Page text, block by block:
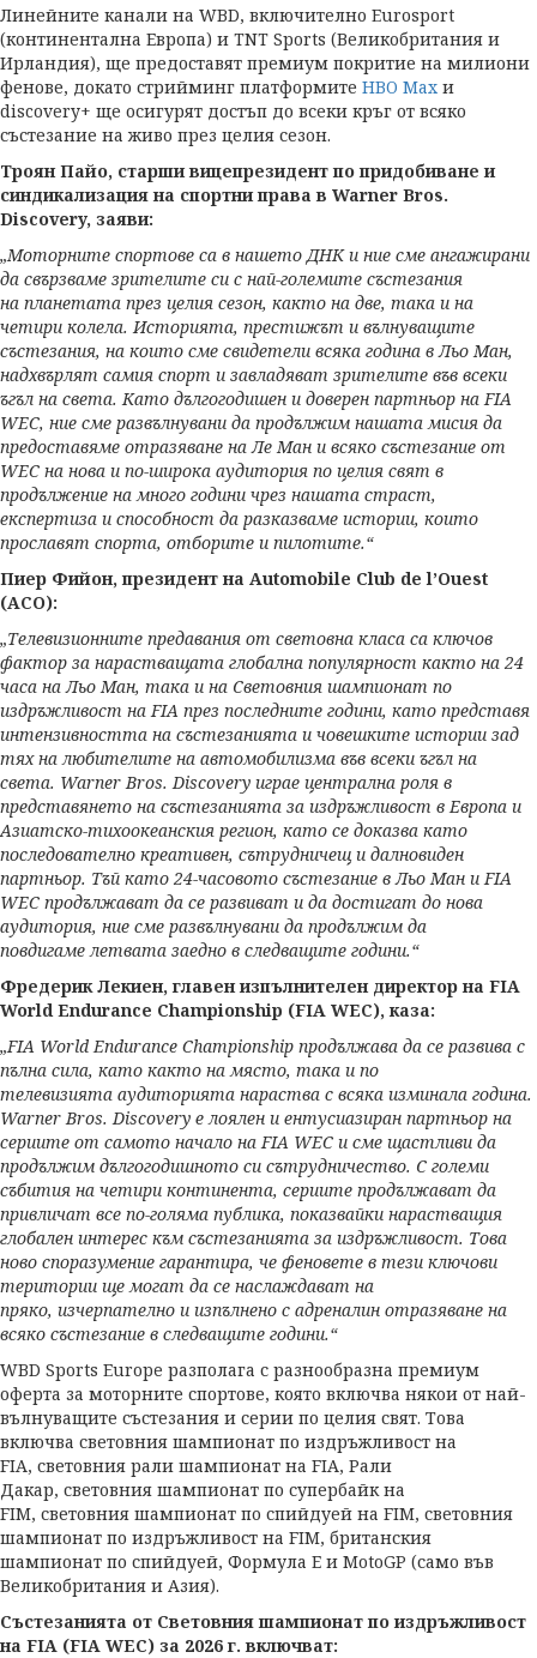
Линейните канали на WBD, включително Eurosport
(континентална Европа) и TNT Sports (Великобритания и
Ирландия), ще предоставят премиум покритие на милиони
фенове, докато стрийминг платформите HBO Max и
discovery+ ще осигурят достъп до всеки кръг от всяко
състезание на живо през целия сезон.
Троян Пайо, старши вицепрезидент по придобиване и
синдикализация на спортни права в Warner Bros.
Discovery, заяви:
„Моторните спортове са в нашето ДНК и ние сме ангажирани
да свързваме зрителите си с най-големите състезания
на планетата през целия сезон, както на две, така и на
четири колела. Историята, престижът и вълнуващите
състезания, на които сме свидетели всяка година в Льо Ман,
надхвърлят самия спорт и завладяват зрителите във всеки
ъгъл на света. Като дългогодишен и доверен партньор на FIA
WEC, ние сме развълнувани да продължим нашата мисия да
предоставяме отразяване на Ле Ман и всяко състезание от
WEC на нова и по-широка аудитория по целия свят в
продължение на много години чрез нашата страст,
експертиза и способност да разказваме истории, които
прославят спорта, отборите и пилотите.“
Пиер Фийон, президент на Automobile Club de l’Ouest
(ACO):
„Телевизионните предавания от световна класа са ключов
фактор за нарастващата глобална популярност както на 24
часа на Льо Ман, така и на Световния шампионат по
издръжливост на FIA през последните години, като представя
интензивността на състезанията и човешките истории зад
тях на любителите на автомобилизма във всеки ъгъл на
света. Warner Bros. Discovery играе централна роля в
представянето на състезанията за издръжливост в Европа и
Азиатско-тихоокеанския регион, като се доказва като
последователно креативен, сътрудничещ и далновиден
партньор. Тъй като 24-часовото състезание в Льо Ман и FIA
WEC продължават да се развиват и да достигат до нова
аудитория, ние сме развълнувани да продължим да
повдигаме летвата заедно в следващите години.“
Фредерик Лекиен, главен изпълнителен директор на FIA
World Endurance Championship (FIA WEC), каза:
„FIA World Endurance Championship продължава да се развива с
пълна сила, като както на място, така и по
телевизията аудиторията нараства с всяка изминала година.
Warner Bros. Discovery е лоялен и ентусиазиран партньор на
сериите от самото начало на FIA WEC и сме щастливи да
продължим дългогодишното си сътрудничество. С големи
събития на четири континента, сериите продължават да
привличат все по-голяма публика, показвайки нарастващия
глобален интерес към състезанията за издръжливост. Това
ново споразумение гарантира, че феновете в тези ключови
територии ще могат да се наслаждават на
пряко, изчерпателно и изпълнено с адреналин отразяване на
всяко състезание в следващите години.“
WBD Sports Europe разполага с разнообразна премиум
оферта за моторните спортове, която включва някои от най-
вълнуващите състезания и серии по целия свят. Това
включва световния шампионат по издръжливост на
FIA, световния рали шампионат на FIA, Рали
Дакар, световния шампионат по супербайк на
FIM, световния шампионат по спийдуей на FIM, световния
шампионат по издръжливост на FIM, британския
шампионат по спийдуей, Формула Е и MotoGP (само във
Великобритания и Азия).
Състезанията от Световния шампионат по издръжливост
на FIA (FIA WEC) за 2026 г. включват: